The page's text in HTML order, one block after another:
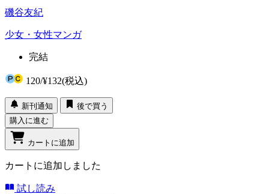
磯谷友紀
少女・女性マンガ
完結
120/¥132(税込)
新刊通知
後で買う
購入に進む
カートに追加
カートに追加しました
試し読み